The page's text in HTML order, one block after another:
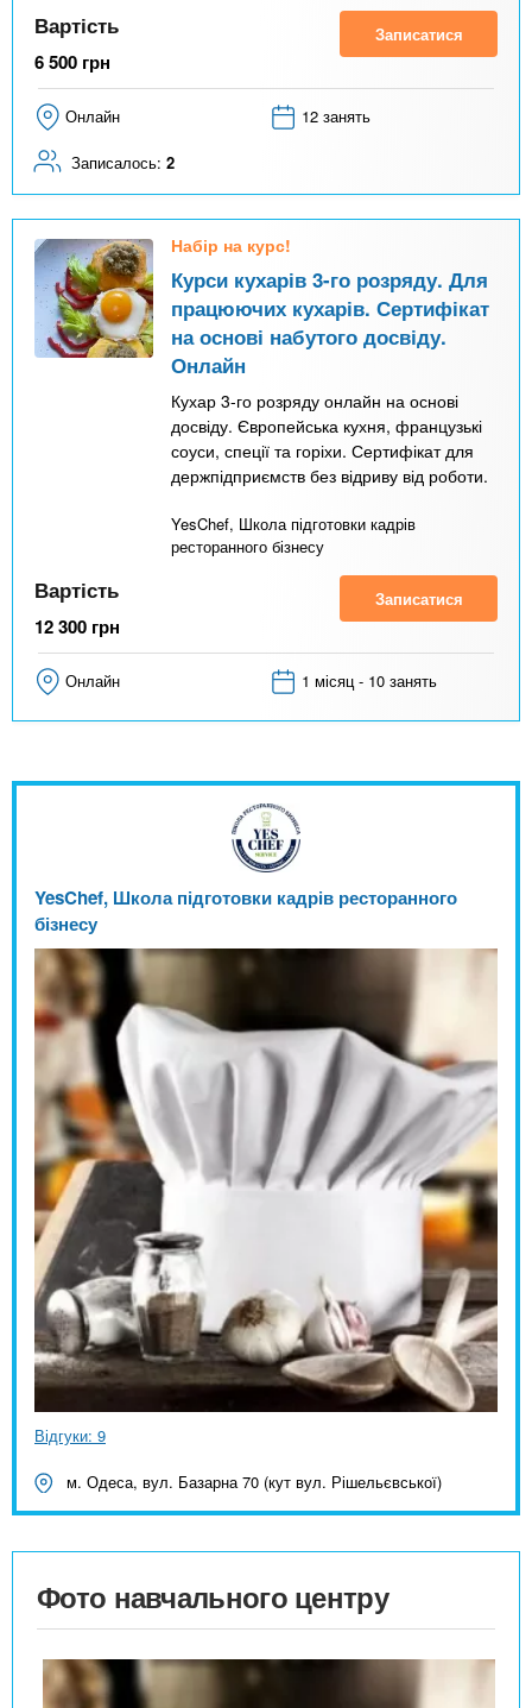
Вартість
6 500 грн
Записатися
Онлайн 12 занять
Записалось: 2
Набір на курс!
Курси кухарів 3-го розряду. Для
працюючих кухарів. Сертифікат
на основі набутого досвіду.
Онлайн
Кухар 3-го розряду онлайн на основі
досвіду. Європейська кухня, французькі
соуси, спеції та горіхи. Сертифікат для
держпідприємств без відриву від роботи.
YesChef, Школа підготовки кадрів
ресторанного бізнесу
Вартість
12 300 грн
Записатися
Онлайн 1 місяц - 10 занять
YesChef, Школа підготовки кадрів ресторанного
бізнесу
Відгуки: 9
м. Одеса, вул. Базарна 70 (кут вул. Рішельєвської)
Фото навчального центру